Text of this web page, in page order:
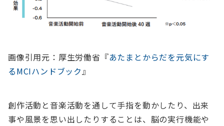
画像引用元：厚生労働省『あたまとからだを元気にす
るMCIハンドブック』
創作活動と音楽活動を通して手指を動かしたり、出来
事や風景を思い出したりすることは、脳の実行機能や